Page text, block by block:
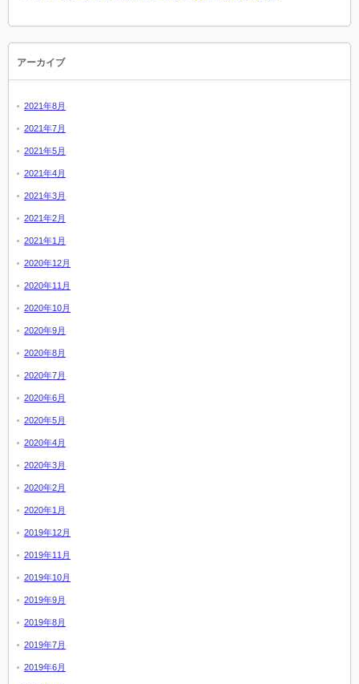
アーカイブ
2021年8月
2021年7月
2021年5月
2021年4月
2021年3月
2021年2月
2021年1月
2020年12月
2020年11月
2020年10月
2020年9月
2020年8月
2020年7月
2020年6月
2020年5月
2020年4月
2020年3月
2020年2月
2020年1月
2019年12月
2019年11月
2019年10月
2019年9月
2019年8月
2019年7月
2019年6月